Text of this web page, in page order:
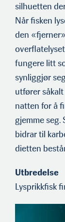
silhuetten
Når fisken
den
fun­gere litt
synliggjør
utfører
natten for å
gjemme
bidrar til
dietten
Utbredelse
Lysprikkfisk